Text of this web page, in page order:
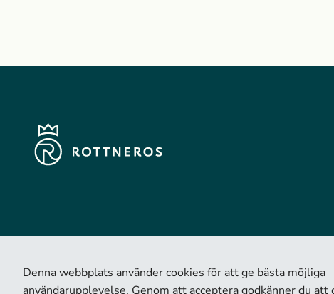
Denna webbplats använder cookies för att ge bästa möjliga
användarupplevelse. Genom att acceptera godkänner du att